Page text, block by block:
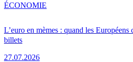
L’euro en mèmes : quand les
billets
27.07.2026
ÉCONOMIE